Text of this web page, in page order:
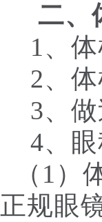
二、
1、
2、体
3、做
4、眼
（1）
正规眼